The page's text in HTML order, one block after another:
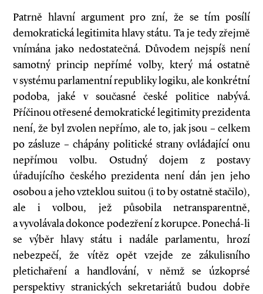
Patrně hlavní argument pro zní, že se tím posílí
demokratická legitimita hlavy státu. Ta je tedy zřejmě
vnímána jako nedostatečná. Důvodem nejspíš není
samotný princip nepřímé volby, který má ostatně
v systému parlamentní republiky logiku, ale konkrétní
podoba, jaké v současné české politice nabývá.
Příčinou otřesené demokratické legitimity prezidenta
není, že byl zvolen nepřímo, ale to, jak jsou – celkem
po zásluze – chápány politické strany ovládající onu
nepřímou volbu. Ostudný dojem z postavy
úřadujícího českého prezidenta není dán jen jeho
osobou a jeho vzteklou suitou (i to by ostatně stačilo),
ale i volbou, jež působila netransparentně,
a vyvolávala dokonce podezření z korupce. Ponechá­-li
se výběr hlavy státu i nadále parlamentu, hrozí
nebezpečí, že vítěz opět vzejde ze zákulisního
pletichaření a handlování, v němž se úzkoprsé
perspektivy stranických sekretariátů budou dobře